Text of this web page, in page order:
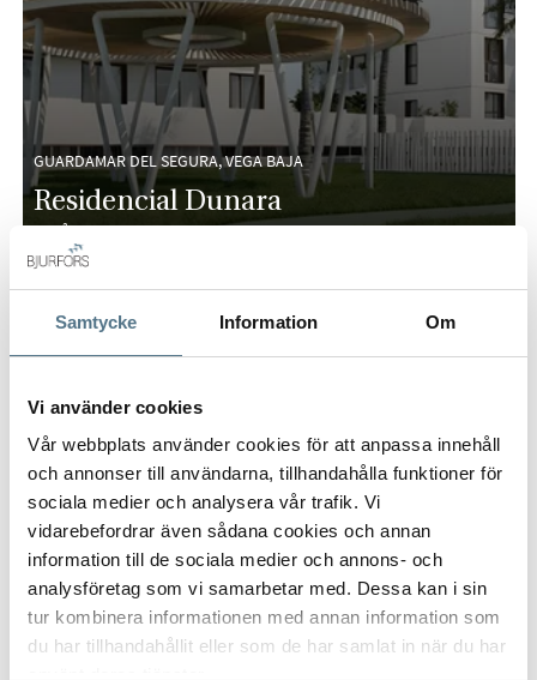
Samtycke Information Om
Vi använder cookies
Vår webbplats använder cookies för att anpassa innehåll
och annonser till användarna, tillhandahålla funktioner för
sociala medier och analysera vår trafik. Vi
vidarebefordrar även sådana cookies och annan
information till de sociala medier och annons- och
analysföretag som vi samarbetar med. Dessa kan i sin
tur kombinera informationen med annan information som
du har tillhandahållit eller som de har samlat in när du har
GUARDAMAR DEL SEGURA, VEGA BAJA
Residencial Dunara
65 M² 2 DORMITORIOS 445.000 €
OBRA NUEVA